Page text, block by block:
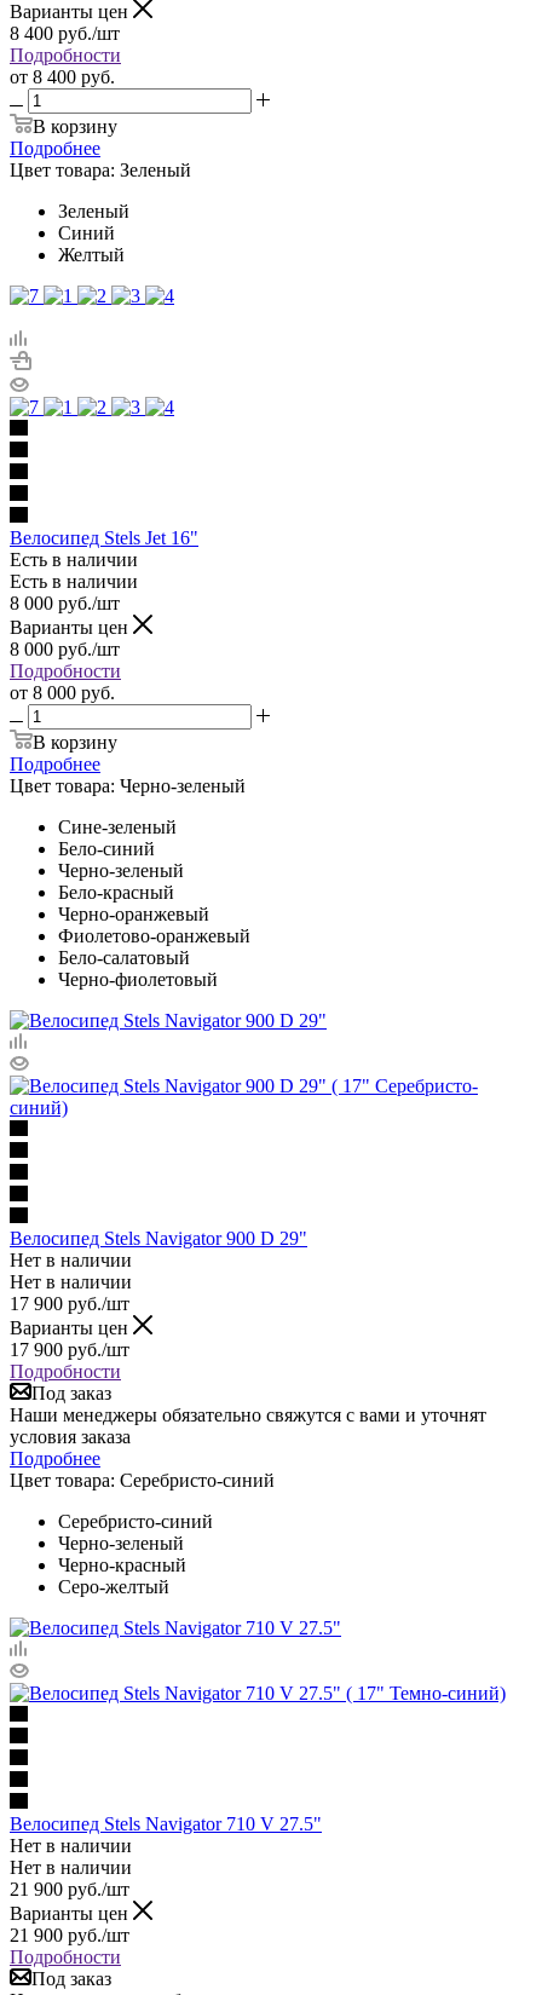
Варианты цен
8 400 руб./шт
Подробности
от 8 400 руб.
В корзину
Подробнее
Цвет товара: Зеленый
Зеленый
Синий
Желтый
Велосипед Stels Jet 16"
Есть в наличии
Есть в наличии
8 000 руб./шт
Варианты цен
8 000 руб./шт
Подробности
от 8 000 руб.
В корзину
Подробнее
Цвет товара: Черно-зеленый
Сине-зеленый
Бело-синий
Черно-зеленый
Бело-красный
Черно-оранжевый
Фиолетово-оранжевый
Бело-салатовый
Черно-фиолетовый
Велосипед Stels Navigator 900 D 29"
Нет в наличии
Нет в наличии
17 900 руб./шт
Варианты цен
17 900 руб./шт
Подробности
Под заказ
Наши менеджеры обязательно свяжутся с вами и уточнят
условия заказа
Подробнее
Цвет товара: Серебристо-синий
Серебристо-синий
Черно-зеленый
Черно-красный
Серо-желтый
Велосипед Stels Navigator 710 V 27.5"
Нет в наличии
Нет в наличии
21 900 руб./шт
Варианты цен
21 900 руб./шт
Подробности
Под заказ